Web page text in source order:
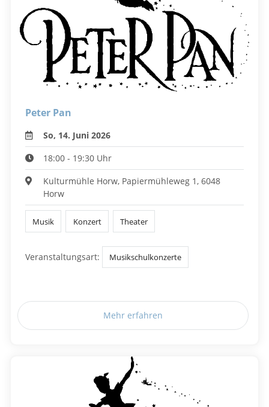
Peter Pan
So, 14. Juni 2026
18:00 - 19:30 Uhr
Kulturmühle Horw, Papiermühleweg 1, 6048
Horw
Musik Konzert Theater
Veranstaltungsart: Musikschulkonzerte
Mehr erfahren